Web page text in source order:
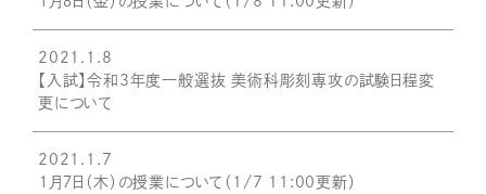
2021.1.8
【入試】令和3年度一般選抜 美術科彫刻専攻の試験日程変
更について
2021.1.7
１月７日（木）の授業について（1/7 11:00更新）